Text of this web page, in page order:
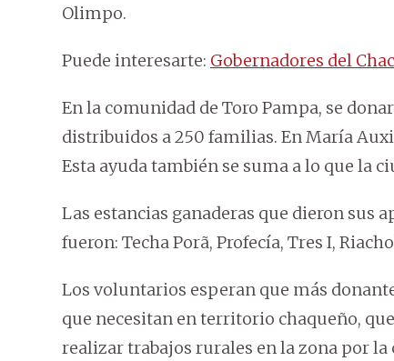
Olimpo.
Puede interesarte: Gobernadores del
En la comunidad de Toro Pampa, se
distribuidos a 250 familias. En María
Esta ayuda también se suma a lo que la
Las estancias ganaderas que dieron sus
fueron: Techa Porã, Profecía, Tres I,
Los voluntarios esperan que más
que necesitan en territorio chaqueño,
realizar trabajos rurales en la zona por